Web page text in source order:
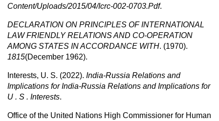
Content/Uploads/2015/04/Icrc-002-0703.Pdf.
DECLARATION ON PRINCIPLES OF INTERNATIONAL
LAW FRIENDLY RELATIONS AND CO-OPERATION
AMONG STATES IN ACCORDANCE WITH. (1970).
1815(December 1962).
Interests, U. S. (2022). India-Russia Relations and
Implications for India-Russia Relations and Implications for
U . S . Interests.
Office of the United Nations High Commissioner for Human